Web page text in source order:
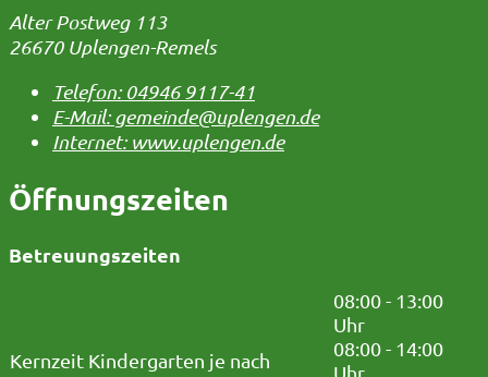
Alter Postweg 113
26670 Uplengen-Remels
Telefon:04946 9117-41
E-Mail:gemeinde@uplengen.de
Internet:www.uplengen.de
Öffnungszeiten
Betreuungszeiten
Kernzeit Kindergarten je nach
08:00 - 13:00
Uhr
08:00 - 14:00
Uhr